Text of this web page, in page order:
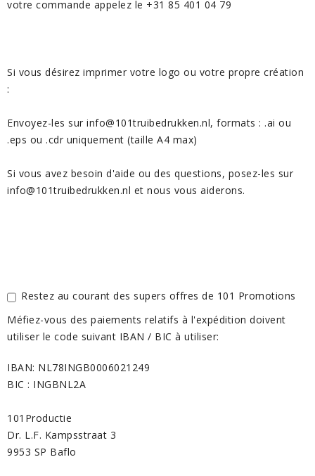
votre commande appelez le +31 85 401 04 79
Si vous désirez imprimer votre logo ou votre propre création
:
Envoyez-les sur info@101truibedrukken.nl, formats : .ai ou
.eps ou .cdr uniquement (taille A4 max)
Si vous avez besoin d'aide ou des questions, posez-les sur
info@101truibedrukken.nl et nous vous aiderons.
Restez au courant des supers offres de 101 Promotions
Méfiez-vous des paiements relatifs à l'expédition doivent
utiliser le code suivant IBAN / BIC à utiliser:
IBAN: NL78INGB0006021249
BIC : INGBNL2A
101Productie
Dr. L.F. Kampsstraat 3
9953 SP Baflo